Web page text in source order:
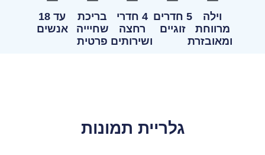
וילה
מרווחת
ומאובזרת
5 חדרים
זוגיים
4 חדרי
רחצה
ושירותים
בריכת
שחיייה
פרטית
עד 18
אנשים
גלריית תמונות